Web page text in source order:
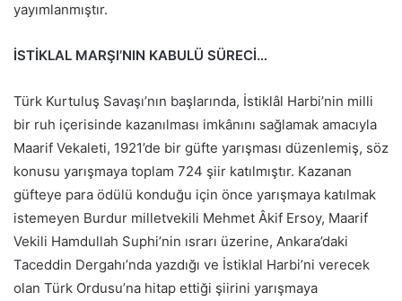
yayımlanmıştır.
İSTİKLAL MARŞI’NIN KABULÜ SÜRECİ…
Türk Kurtuluş Savaşı’nın başlarında, İstiklâl Harbi’nin milli
bir ruh içerisinde kazanılması imkânını sağlamak amacıyla
Maarif Vekaleti, 1921’de bir güfte yarışması düzenlemiş, söz
konusu yarışmaya toplam 724 şiir katılmıştır. Kazanan
güfteye para ödülü konduğu için önce yarışmaya katılmak
istemeyen Burdur milletvekili Mehmet Âkif Ersoy, Maarif
Vekili Hamdullah Suphi’nin ısrarı üzerine, Ankara’daki
Taceddin Dergahı’nda yazdığı ve İstiklal Harbi’ni verecek
olan Türk Ordusu’na hitap ettiği şiirini yarışmaya